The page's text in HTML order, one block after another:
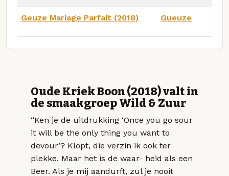
Geuze Mariage Parfait (2018) Gueuze
Oude Kriek Boon (2018) valt in
de smaakgroep Wild & Zuur
“Ken je de uitdrukking ‘Once you go sour
it will be the only thing you want to
devour’? Klopt, die verzin ik ook ter
plekke. Maar het is de waar- heid als een
Beer. Als je mij aandurft, zul je nooit